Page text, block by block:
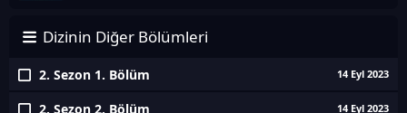
Dizinin Diğer Bölümleri
2. Sezon 1. Bölüm 14 Eyl 2023
2. Sezon 2. Bölüm 14 Eyl 2023